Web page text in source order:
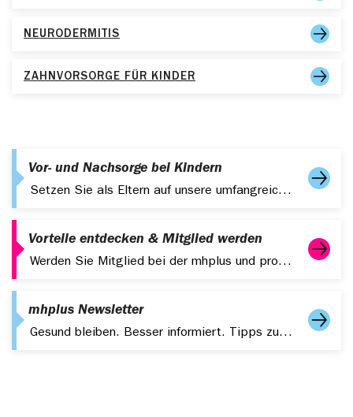
NEURODERMITIS
ZAHNVORSORGE FÜR KINDER
Vor- und Nachsorge bei Kindern
Setzen Sie als Eltern auf unsere umfangreichen Leistungen zur Vor- und für Ihre Kinder.
Vorteile entdecken & Mitglied werden
Werden Sie Mitglied bei der mhplus und profitieren Sie von starken Leistungen, digitalen Services und attraktiven Zusatzangeboten.
mhplus Newsletter
Gesund bleiben. Besser informiert. Tipps zu Gesundheit, Fitness und aktuelle Themen – kompakt in Ihrem Postfach.